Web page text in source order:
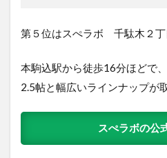
第５位はスぺラボ 千駄木２丁
本駒込駅から徒歩16分ほどで
2.5帖と幅広いラインナップが
スぺラボの公